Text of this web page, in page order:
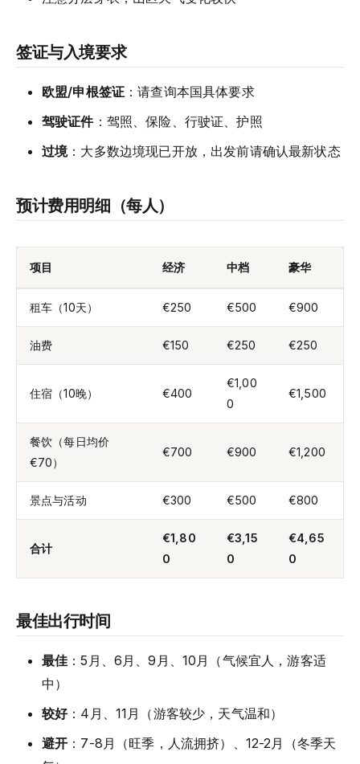
签证与入境要求
欧盟/申根签证 ：请查询本国具体要求
驾驶证件：驾照、保险、行驶证、护照
过境：大多数边境现已开放，出发前请确认最新状态
预计费用明细（每人）
项目 经济 中档 豪华
租车（10天） €250 €500 €900
油费 €150 €250 €250
住宿（10晚） €400
€1,00
0
€1,500
餐饮（每日均价
€70）
€700 €900 €1,200
景点与活动 €300 €500 €800
合计
€1,80
0
€3,15
0
€4,65
0
最佳出行时间
最佳 ：5月、6月、9月、10月（气候宜人，游客适
中）
较好：4月、11月（游客较少，天气温和）
避开 ：7-8月（旺季，人流拥挤）、12-2月（冬季天